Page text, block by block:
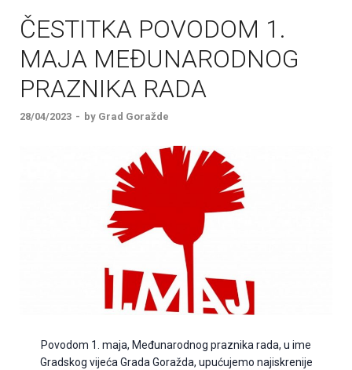
ČESTITKA POVODOM 1.
MAJA MEĐUNARODNOG
PRAZNIKA RADA
28/04/2023 - by Grad Goražde
Povodom 1. maja, Međunarodnog praznika rada, u ime
Gradskog vijeća Grada Goražda, upućujemo najiskrenije